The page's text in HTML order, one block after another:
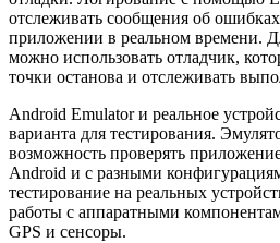
отслеживать сообщения об
приложении в реальном времени.
можно использовать отладчик,
точки останова и отслеживать
Android Emulator и реальное
варианта для тестирования.
возможность проверять
Android и с разными
тестирование на реальных
работы с аппаратными
GPS и сенсоры.